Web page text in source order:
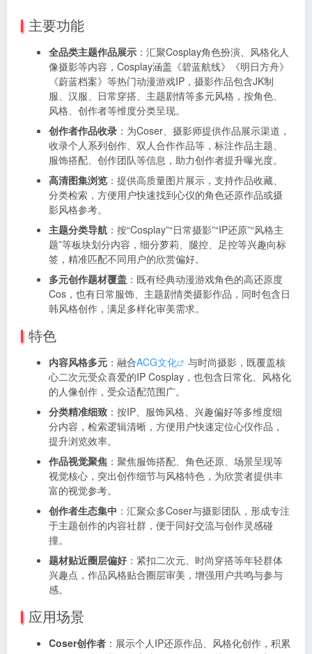
主要功能
全品类主题作品展示 ：汇聚Cosplay角色扮演、风格化人
像摄影等内容，Cosplay涵盖《碧蓝航线》《明日方舟》
《蔚蓝档案》等热门动漫游戏IP，摄影作品包含JK制
服、汉服、日常穿搭、主题剧情等多元风格，按角色、
风格、创作者等维度分类呈现。
创作者作品收录 ：为Coser、摄影师提供作品展示渠道，
收录个人系列创作、双人合作作品等，标注作品主题、
服饰搭配、创作团队等信息，助力创作者提升曝光度。
高清图集浏览 ：提供高质量图片展示，支持作品收藏、
分类检索，方便用户快速找到心仪的角色还原作品或摄
影风格参考。
主题分类导航 ：按“Cosplay”“日常摄影”“IP还原”“风格主
题”等板块划分内容，细分萝莉、腿控、足控等兴趣向标
签，精准匹配不同用户的欣赏偏好。
多元创作题材覆盖 ：既有经典动漫游戏角色的高还原度
Cos，也有日常服饰、主题剧情类摄影作品，同时包含日
韩风格创作，满足多样化审美需求。
特色
内容风格多元 ：融合ACG文化
与时尚摄影，既覆盖核
心二次元受众喜爱的IP Cosplay，也包含日常化、风格化
的人像创作，受众适配范围广。
分类精准细致 ：按IP、服饰风格、兴趣偏好等多维度细
分内容，检索逻辑清晰，方便用户快速定位心仪作品，
提升浏览效率。
作品视觉聚焦 ：聚焦服饰搭配、角色还原、场景呈现等
视觉核心，突出创作细节与风格特色，为欣赏者提供丰
富的视觉参考。
创作者生态集中 ：汇聚众多Coser与摄影团队，形成专注
于主题创作的内容社群，便于同好交流与创作灵感碰
撞。
题材贴近圈层偏好 ：紧扣二次元、时尚穿搭等年轻群体
兴趣点，作品风格贴合圈层审美，增强用户共鸣与参与
感。
应用场景
Coser创作者 ：展示个人IP还原作品、风格化创作，积累